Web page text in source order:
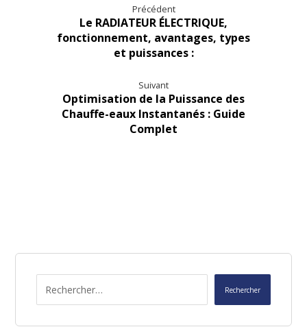
Précédent
Le RADIATEUR ÉLECTRIQUE,
fonctionnement, avantages, types
et puissances :
Suivant
Optimisation de la Puissance des
Chauffe-eaux Instantanés : Guide
Complet